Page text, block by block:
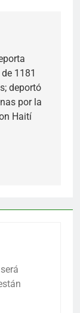
1181
deportó
por la
Haití